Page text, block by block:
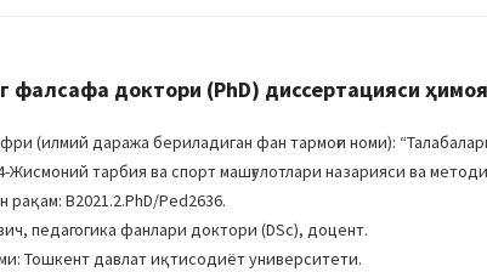
фалсафа доктори (PhD) диссертацияси
(илмий даража бериладиган фан тармоғи номи):
тарбия ва спорт машғулотлари назарияси ва
рақам: B2021.2.PhD/Ped2636.
педагогика фанлари доктори (DSc), доцент.
Тошкент давлат иқтисодиёт университети.